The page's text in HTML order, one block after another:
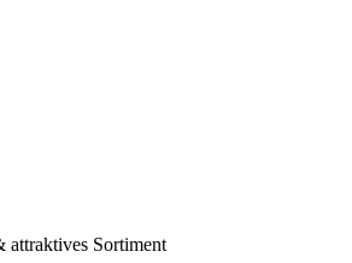
attraktives Sortiment